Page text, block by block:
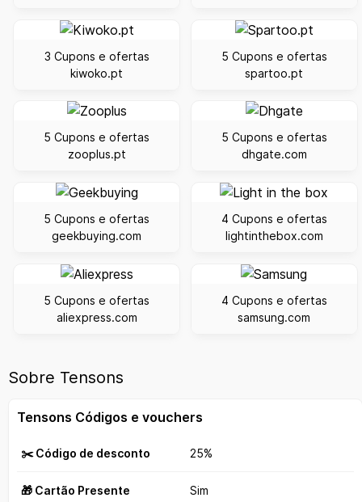
3 Cupons e ofertas
kiwoko.pt
5 Cupons e ofertas
spartoo.pt
5 Cupons e ofertas
zooplus.pt
5 Cupons e ofertas
dhgate.com
5 Cupons e ofertas
geekbuying.com
4 Cupons e ofertas
lightinthebox.com
5 Cupons e ofertas
aliexpress.com
4 Cupons e ofertas
samsung.com
Sobre Tensons
Tensons Códigos e vouchers
✂️ Código de desconto 25%
🎁 Cartão Presente Sim